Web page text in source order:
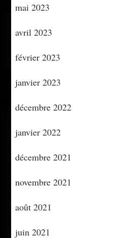
mai 2023
avril 2023
février 2023
janvier 2023
décembre 2022
janvier 2022
décembre 2021
novembre 2021
août 2021
juin 2021